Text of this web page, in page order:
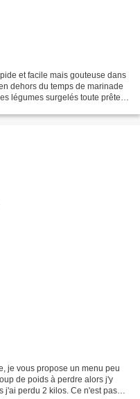
et facile mais gouteuse dans
dehors du temps de marinade
légumes surgelés toute prête
je vous propose un menu peu
de poids à perdre alors j'y
j'ai perdu 2 kilos. Ce n'est pas